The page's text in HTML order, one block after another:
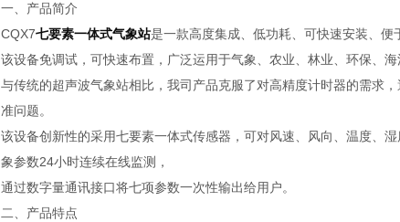
一、产品简介
CQX7七要素一体式气象站是一款高度集成、低功耗、可快速安装、便
该设备免调试，可快速布置，广泛运用于气象、农业、林业、环保、
与传统的超声波气象站相比，我司产品克服了对高精度计时器的需求
准问题。
该设备创新性的采用七要素一体式传感器，可对风速、风向、温度、
象参数24小时连续在线监测，
通过数字量通讯接口将七项参数一次性输出给用户。
二、产品特点